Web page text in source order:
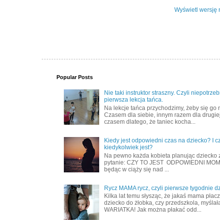
Wyświetl wersję
Popular Posts
Nie taki instruktor straszny. Czyli
pierwsza lekcja tańca.
Na lekcje tańca przychodzimy, żeby się go
Czasem dla siebie, innym razem dla
czasem dlatego, że taniec kocha...
Kiedy jest odpowiedni czas na dziecko? I
kiedykolwiek jest?
Na pewno każda kobieta planując dziecko
pytanie: CZY TO JEST ODPOWIEDNI
będąc w ciąży się nad ...
Rycz MAMA rycz, czyli pierwsze tygodnie
Kilka lat temu słysząc, że jakaś mama
dziecko do żłobka, czy przedszkola,
WARIATKA! Jak można płakać odd...